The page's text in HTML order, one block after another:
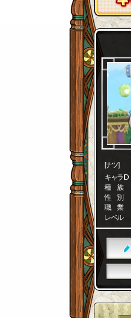
[ナツ]
キャラID
種 族
性 別
職 業
レベル